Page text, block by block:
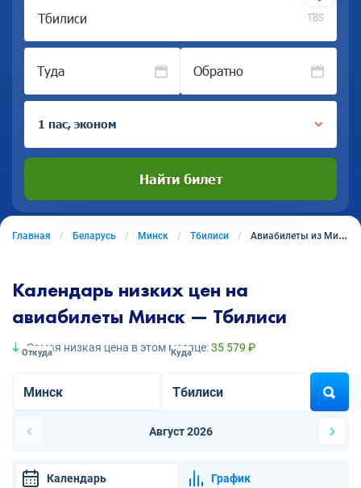
TBS
Туда Обратно
1 пас, эконом
Найти билет
Главная Беларусь Минск Тбилиси Авиабилеты из Минска в Тбилиси
Календарь низких цен на
авиабилеты Минск — Тбилиси
Самая низкая цена в этом месяце:35 579 ₽
Откуда Куда
Август 2026
Календарь График